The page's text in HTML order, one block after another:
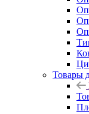
Товары